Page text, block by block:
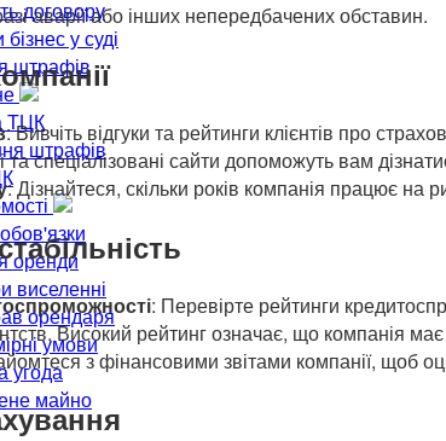
договору
у суді
штрафів
ТЦК
штрафів
оренди
виселенні
орендаря
умови
угода
майно
аварії або інших непередбачених обставин.
: Вивчіть відгуки та рейтинги клієнтів про
та спеціалізовані сайти допоможуть вам
: Дізнайтеся, скільки років компанія працює на
: Перевірте рейтинги
Високий рейтинг означає, що компанія
з фінансовими звітами компанії, щоб